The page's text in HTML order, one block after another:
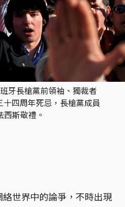
牙長槍黨前領袖、獨裁​​者
四周年死忌，長槍黨成員
斯敬禮。
世界中的論爭，不時出現